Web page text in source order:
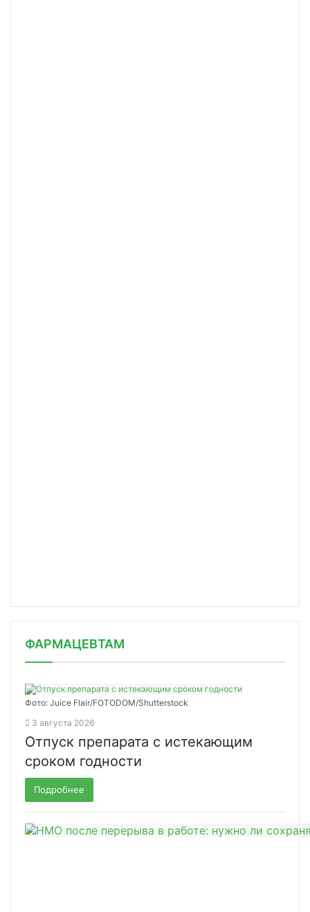
ФАРМАЦЕВТАМ
Фото: Juice Flair/FOTODOM/Shutterstoсk
3 августа 2026
Отпуск препарата с истекающим
сроком годности
Подробнее